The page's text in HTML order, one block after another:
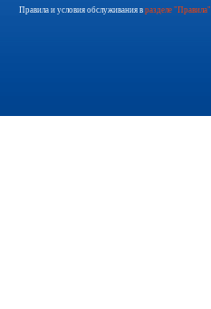
Правила и условия обслуживания в разделе "Правила"